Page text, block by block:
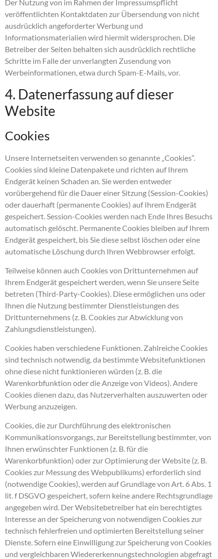
Der Nutzung von im Rahmen der Impressumspflicht
veröffentlichten Kontaktdaten zur Übersendung von nicht
ausdrücklich angeforderter Werbung und
Informationsmaterialien wird hiermit widersprochen. Die
Betreiber der Seiten behalten sich ausdrücklich rechtliche
Schritte im Falle der unverlangten Zusendung von
Werbeinformationen, etwa durch Spam-E-Mails, vor.
4. Datenerfassung auf dieser
Website
Cookies
Unsere Internetseiten verwenden so genannte „Cookies“.
Cookies sind kleine Datenpakete und richten auf Ihrem
Endgerät keinen Schaden an. Sie werden entweder
vorübergehend für die Dauer einer Sitzung (Session-Cookies)
oder dauerhaft (permanente Cookies) auf Ihrem Endgerät
gespeichert. Session-Cookies werden nach Ende Ihres Besuchs
automatisch gelöscht. Permanente Cookies bleiben auf Ihrem
Endgerät gespeichert, bis Sie diese selbst löschen oder eine
automatische Löschung durch Ihren Webbrowser erfolgt.
Teilweise können auch Cookies von Drittunternehmen auf
Ihrem Endgerät gespeichert werden, wenn Sie unsere Seite
betreten (Third-Party-Cookies). Diese ermöglichen uns oder
Ihnen die Nutzung bestimmter Dienstleistungen des
Drittunternehmens (z. B. Cookies zur Abwicklung von
Zahlungsdienstleistungen).
Cookies haben verschiedene Funktionen. Zahlreiche Cookies
sind technisch notwendig, da bestimmte Websitefunktionen
ohne diese nicht funktionieren würden (z. B. die
Warenkorbfunktion oder die Anzeige von Videos). Andere
Cookies dienen dazu, das Nutzerverhalten auszuwerten oder
Werbung anzuzeigen.
Cookies, die zur Durchführung des elektronischen
Kommunikationsvorgangs, zur Bereitstellung bestimmter, von
Ihnen erwünschter Funktionen (z. B. für die
Warenkorbfunktion) oder zur Optimierung der Website (z. B.
Cookies zur Messung des Webpublikums) erforderlich sind
(notwendige Cookies), werden auf Grundlage von Art. 6 Abs. 1
lit. f DSGVO gespeichert, sofern keine andere Rechtsgrundlage
angegeben wird. Der Websitebetreiber hat ein berechtigtes
Interesse an der Speicherung von notwendigen Cookies zur
technisch fehlerfreien und optimierten Bereitstellung seiner
Dienste. Sofern eine Einwilligung zur Speicherung von Cookies
und vergleichbaren Wiedererkennungstechnologien abgefragt